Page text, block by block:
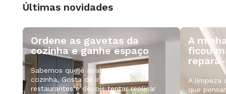
Últimas novidades
Ordene as gavetas da
cozinha e ganhe espaço
Sabemos que é apaixonado pela
cozinha. Gosta de ir aos melhores
restaurantes e depois tentar replicar
A
ficou
A limpeza
que